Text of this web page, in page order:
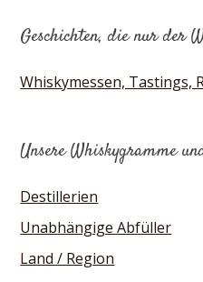
Geschichten, die nur der
Whiskymessen, Tastings,
Unsere Whiskygramme
Destillerien
Unabhängige Abfüller
Land / Region